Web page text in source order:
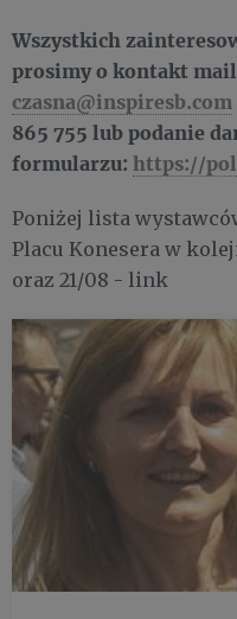
Wszystkich
prosimy o kontakt
czasna@inspiresb.com
865 755 lub podanie
formularzu: https://
Poniżej lista
Placu Konesera w
oraz 21/08 - link